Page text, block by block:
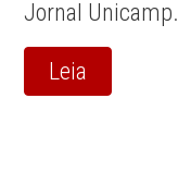
Jornal Unicamp.
Leia